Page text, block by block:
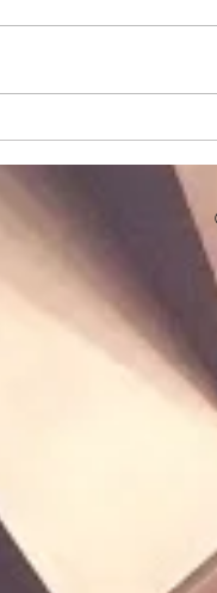
く開けて「
を繰り返し
せていきた
の合唱練習
「おわりの
よ🎸」「こ
😨な箇所を
し」を中心に。 「ぽろぽ
「ひとつ。